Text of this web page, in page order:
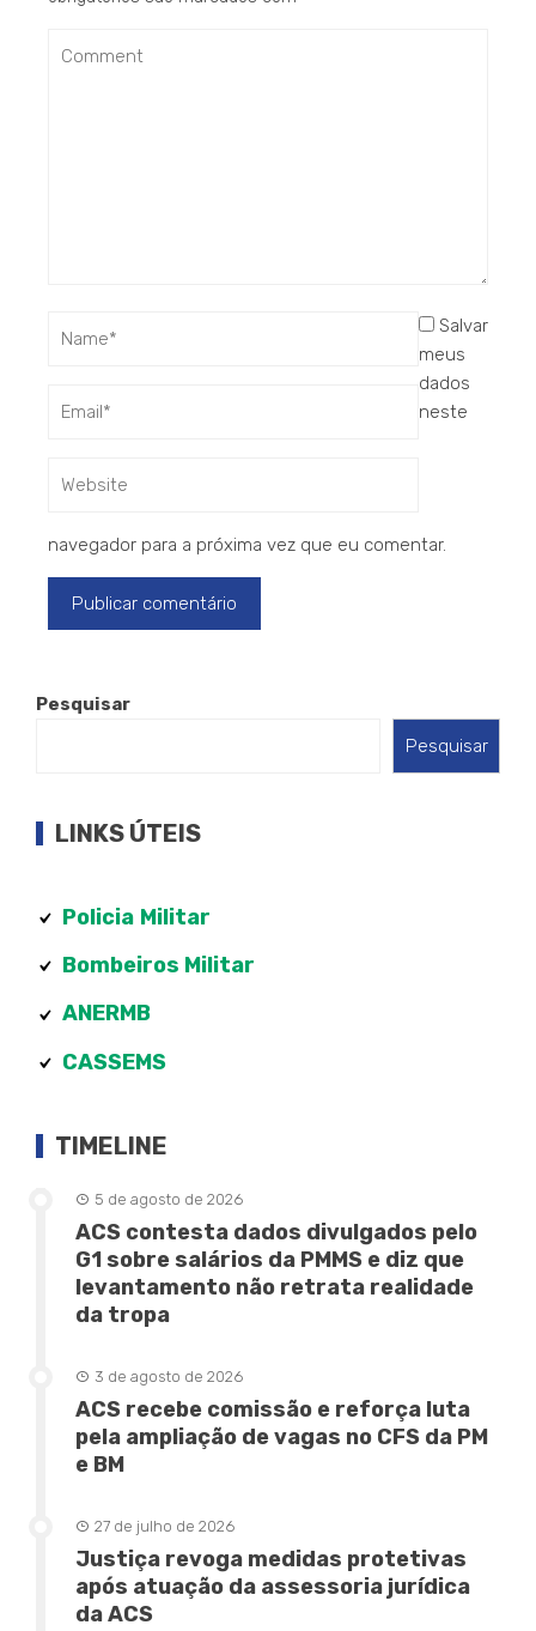
Salvar
meus
dados
neste
navegador para a próxima vez que eu comentar.
Pesquisar
Pesquisar
LINKS ÚTEIS
Policia Militar
Bombeiros Militar
ANERMB
CASSEMS
TIMELINE
5 de agosto de 2026
ACS contesta dados divulgados pelo
G1 sobre salários da PMMS e diz que
levantamento não retrata realidade
da tropa
3 de agosto de 2026
ACS recebe comissão e reforça luta
pela ampliação de vagas no CFS da PM
e BM
27 de julho de 2026
Justiça revoga medidas protetivas
após atuação da assessoria jurídica
da ACS